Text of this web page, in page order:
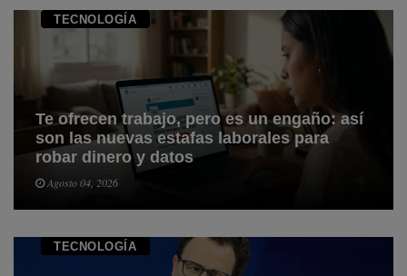
TECNOLOGÍ­A
Te ofrecen trabajo, pero es un engaño: así
son las nuevas estafas laborales para
robar dinero y datos
Agosto 04, 2026
TECNOLOGÍ­A